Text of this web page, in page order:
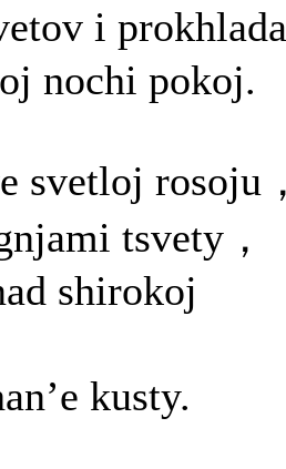
i
nochi pokoj.
svetloj rosoju
tsvety，
shirokoj
kusty.